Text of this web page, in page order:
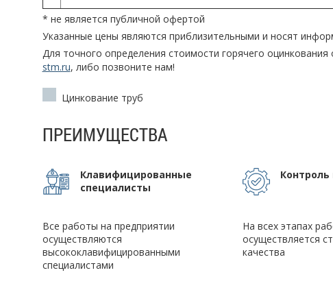
* не является публичной офертой
Указанные цены являются приблизительными и носят
Для точного определения стоимости горячего
stm.ru, либо позвоните нам!
Цинкование труб
ПРЕИМУЩЕСТВА
Клавифицированные
специалисты
Все работы на предприятии
осуществляются
высококлавифицированными
специалистами
Контроль
На всех этапах
осуществляется
качества